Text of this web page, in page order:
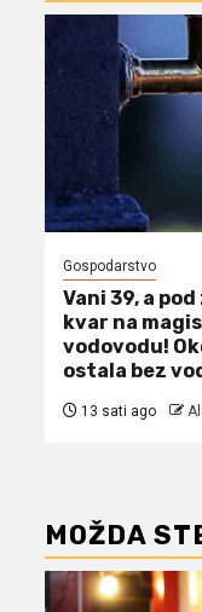
Gospodarstvo
Vani 39, a
kvar na
vodovodu!
ostala bez
13 sati ago
MOŽDA